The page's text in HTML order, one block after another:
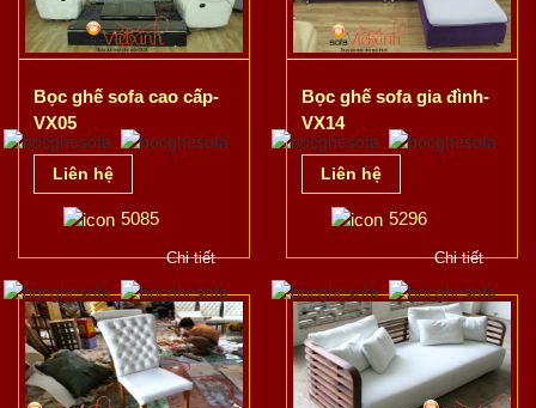
Bọc ghế sofa cao cấp-
VX05
Liên hệ
5085
Chi tiết
Bọc ghế sofa gia đình-
VX14
Liên hệ
5296
Chi tiết